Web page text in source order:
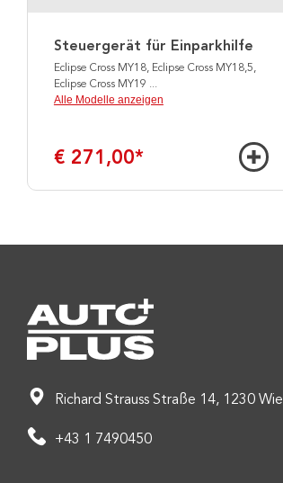
Steuergerät für Einparkhilfe
Eclipse Cross MY18, Eclipse Cross MY18,5,
Eclipse Cross MY19 ...
Alle Modelle anzeigen
€ 271,00*
Richard Strauss Straße 14, 1230
+43 1 7490450